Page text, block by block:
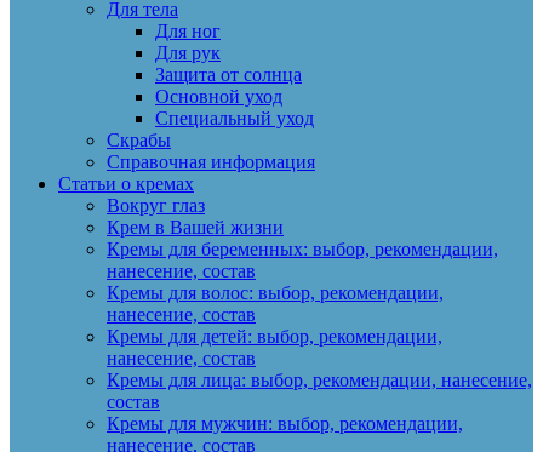
Для тела
Для ног
Для рук
Защита от солнца
Основной уход
Специальный уход
Скрабы
Справочная информация
Статьи о кремах
Вокруг глаз
Крем в Вашей жизни
Кремы для беременных: выбор, рекомендации,
нанесение, состав
Кремы для волос: выбор, рекомендации,
нанесение, состав
Кремы для детей: выбор, рекомендации,
нанесение, состав
Кремы для лица: выбор, рекомендации, нанесение,
состав
Кремы для мужчин: выбор, рекомендации,
нанесение, состав